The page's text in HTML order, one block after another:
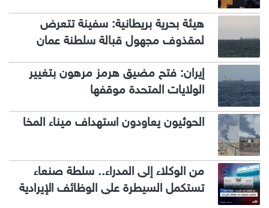
هيئة بحرية بريطانية: سفينة تتعرض
لمقذوف مجهول قبالة سلطنة عمان
إيران: فتح مضيق هرمز مرهون بتغيير
الولايات المتحدة موقفها
الحوثيون يعاودون استهداف ميناء المخا
من الوكلاء إلى المدراء.. سلطة صنعاء
تستكمل السيطرة على الوظائف الإيرادية